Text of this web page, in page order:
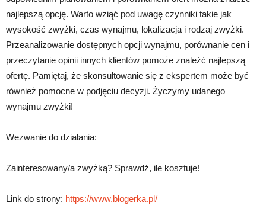
najlepszą opcję. Warto wziąć pod uwagę czynniki takie jak
wysokość zwyżki, czas wynajmu, lokalizacja i rodzaj zwyżki.
Przeanalizowanie dostępnych opcji wynajmu, porównanie cen i
przeczytanie opinii innych klientów pomoże znaleźć najlepszą
ofertę. Pamiętaj, że skonsultowanie się z ekspertem może być
również pomocne w podjęciu decyzji. Życzymy udanego
wynajmu zwyżki!
Wezwanie do działania:
Zainteresowany/a zwyżką? Sprawdź, ile kosztuje!
Link do strony: https://www.blogerka.pl/